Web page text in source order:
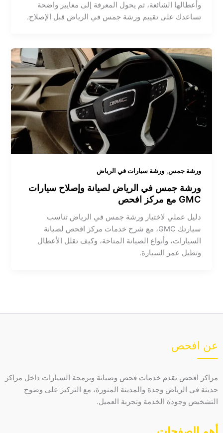
وأعطالها الشائعة، ثم يحول المعرفة إلى معايير واضحة
تساعدك على تقييم ورشة جمس في الرياض قبل الإصلاح.
ورشة جمس,ورشة سيارات في الرياض
ورشة جمس في الرياض لصيانة وإصلاح سيارات
GMC مع مركز افحص
دليل عملي لاختيار ورشة جمس في الرياض تناسب
سيارتك GMC، مع شرح خدمات مركز افحص لصيانة
السيارات، وأنواع الصيانة المتاحة، وكيف تقلل الأعطال
وتطيل عمر السيارة.
عن افحص
مراكز افحص تقدم خدمات فحص وصيانة وبرمجة السيارات داخل مراكز
حديثة في الرياض وجدة والمدينة المنورة، مع التركيز على وضوح
التشخيص وجودة الخدمة وتجربة العميل.